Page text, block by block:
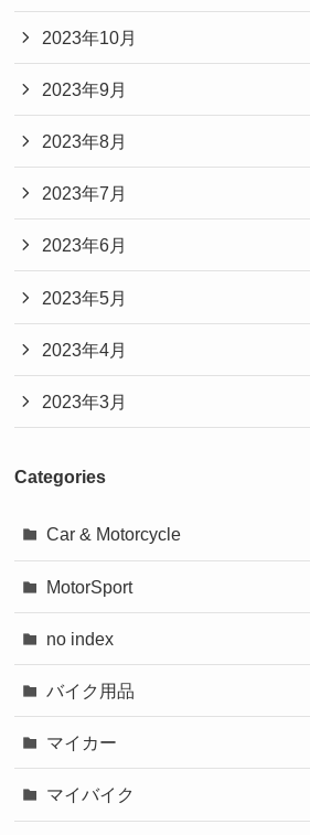
2023年10月
2023年9月
2023年8月
2023年7月
2023年6月
2023年5月
2023年4月
2023年3月
Categories
Car & Motorcycle
MotorSport
no index
バイク用品
マイカー
マイバイク